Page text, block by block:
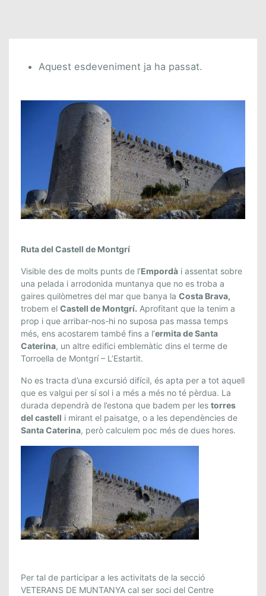
Aquest esdeveniment ja ha passat.
Ruta del Castell de Montgrí
Visible des de molts punts de l’Empordà i assentat sobre
una pelada i arrodonida muntanya que no es troba a
gaires quilòmetres del mar que banya la Costa Brava,
trobem el Castell de Montgrí. Aprofitant que la tenim a
prop i que arribar-nos-hi no suposa pas massa temps
més, ens acostarem també fins a l’ermita de Santa
Caterina, un altre edifici emblemàtic dins el terme de
Torroella de Montgrí – L’Estartit.
No es tracta d’una excursió difícil, és apta per a tot aquell
que es valgui per sí sol i a més a més no té pèrdua. La
durada dependrà de l’estona que badem per les torres
del castell i mirant el paisatge, o a les dependències de
Santa Caterina, però calculem poc més de dues hores.
Per tal de participar a les activitats de la secció
VETERANS DE MUNTANYA cal ser soci del Centre